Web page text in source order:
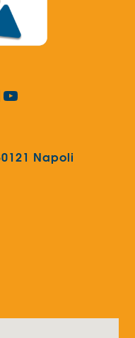
YouTube
Napoli